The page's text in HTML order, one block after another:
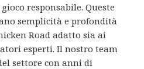
responsabile. Queste
semplicità e profondità
Road adatto sia ai
esperti. Il nostro team
settore con anni di